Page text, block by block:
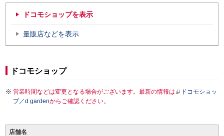
ドコモショップを表示
量販店などを表示
ドコモショップ
営業時間などは変更となる場合がございます。最新の情報は
ドコモショッ
プ／d gardenからご確認ください。
店舗名